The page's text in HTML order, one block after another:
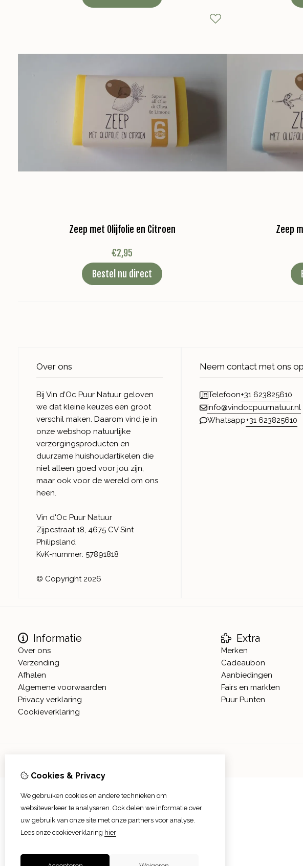
Zeep met Olijfolie en Citroen
€2,95
Bestel nu direct
Zeep
Over ons
Bij Vin d’Oc Puur Natuur geloven
we dat kleine keuzes een groot
verschil maken. Daarom vind je in
onze webshop natuurlijke
verzorgingsproducten en
duurzame huishoudartikelen die
niet alleen goed voor jou zijn,
maar ook voor de wereld om ons
heen.
Vin d'Oc Puur Natuur
Zijpestraat 18, 4675 CV Sint
Philipsland
KvK-nummer: 57891818
© Copyright 2026
Neem contact met ons op
Telefoon+31 623825610
info@vindocpuurnatuur.nl
Whatsapp+31 623825610
Informatie
Over ons
Verzending
Afhalen
Algemene voorwaarden
Privacy verklaring
Cookieverklaring
Extra
Merken
Cadeaubon
Aanbiedingen
Fairs en markten
Puur Punten
Cookies & Privacy
We gebruiken cookies en andere technieken om
websiteverkeer te analyseren. Ook delen we informatie over
uw gebruik van onze site met onze partners voor analyse.
Lees onze cookieverklaring hier
Vanaf 17 augustus zijn onze afhaalpunten in Tholen en
Scherpenisse weer geopend.
In Sint Philipsland kan er op afsppraak afgehaals
worden,
Niet meer tonen